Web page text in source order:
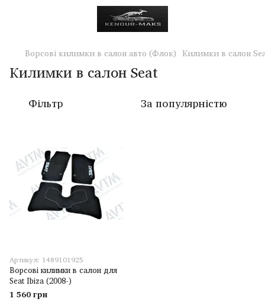
Ворсові килимки в салон авто (Флок) Килимки в салон
Килимки в салон Seat
Фільтр За популярністю
Артикул: 1489101925
Ворсові килимки в салон для
Seat Ibiza (2008-)
1 560 грн